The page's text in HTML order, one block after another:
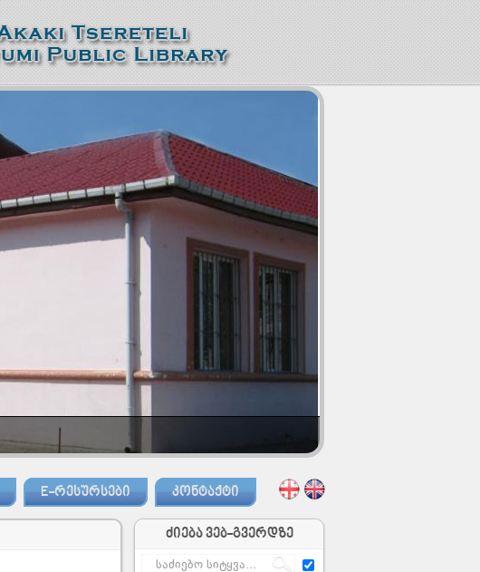
E-ᲠᲔᲡᲣᲠᲡᲔᲑᲘ ᲙᲝᲜᲢᲐᲥᲢᲘ
ძიება ვებ-გვერდზე